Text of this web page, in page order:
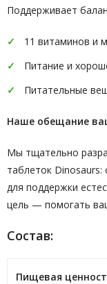
Поддерживает
11 витаминов и
Питание и
Питательные
Наше обещание
Мы тщательно
таблеток
для поддержки
цель — помогать
Состав:
Пищевая